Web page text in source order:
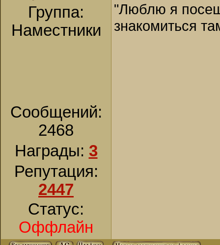
Группа:
Наместники
Сообщений:
2468
Награды: 3
Репутация:
2447
Статус:
Оффлайн
"Люблю я
знакомиться